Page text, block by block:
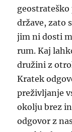
države, zato
jim ni dosti
rum. Kaj
družini z
Kratek
preživljanje
okolju brez
odgovor z